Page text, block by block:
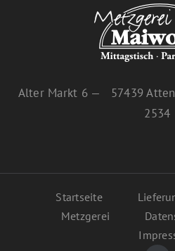
Alter Markt 6 — 57439
2534
Startseite
Metzgerei